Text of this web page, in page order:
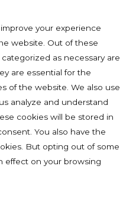
your experience
website. Out of these
as necessary are
are essential for the
of the website. We also use
analyze and understand
cookies will be stored in
You also have the
But opting out of some
effect on your browsing